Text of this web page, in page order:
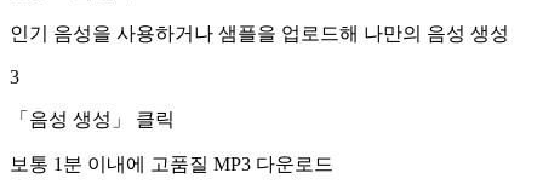
인기 음성을 사용하거나 샘플을 업로드해 나만의 음성 생성
3
「음성 생성」 클릭
보통 1분 이내에 고품질 MP3 다운로드